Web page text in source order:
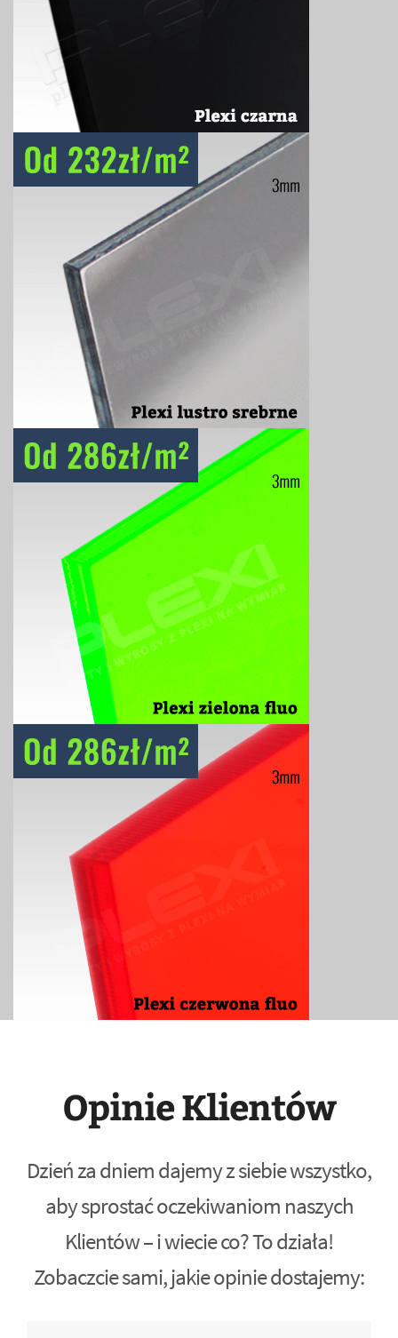
Opinie Klientów
Dzień za dniem dajemy z siebie wszystko,
aby sprostać oczekiwaniom naszych
Klientów – i wiecie co? To działa!
Zobaczcie sami, jakie opinie dostajemy: